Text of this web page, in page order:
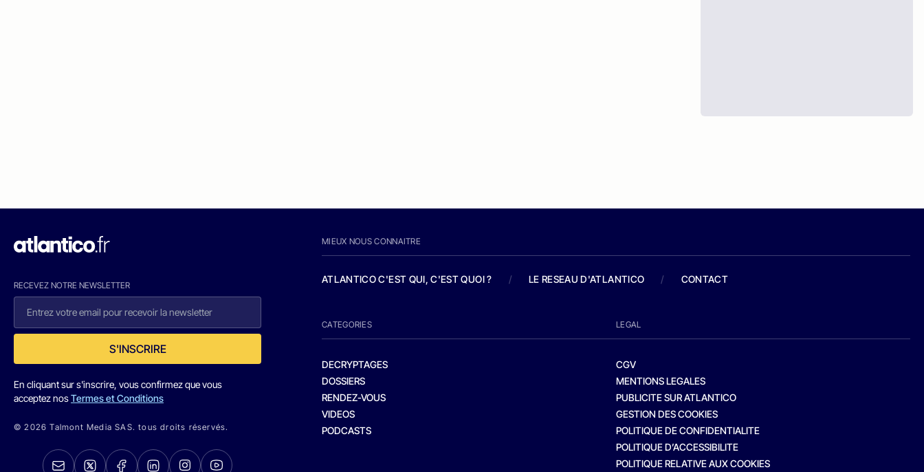
RECEVEZ NOTRE NEWSLETTER
S'INSCRIRE
En cliquant sur s'inscrire, vous confirmez que vous
acceptez nosTermes et Conditions
© 2026 Talmont Media SAS. tous droits réservés.
MIEUX NOUS CONNAITRE
ATLANTICO C'EST QUI, C'EST QUOI ? / LE RESEAU D'ATLANTICO / CONTACT
CATEGORIES
DECRYPTAGES
DOSSIERS
RENDEZ-VOUS
VIDEOS
PODCASTS
LEGAL
CGV
MENTIONS LEGALES
PUBLICITE SUR ATLANTICO
GESTION DES COOKIES
POLITIQUE DE CONFIDENTIALITE
POLITIQUE D’ACCESSIBILITE
POLITIQUE RELATIVE AUX COOKIES